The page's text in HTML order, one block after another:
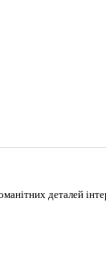
деталей